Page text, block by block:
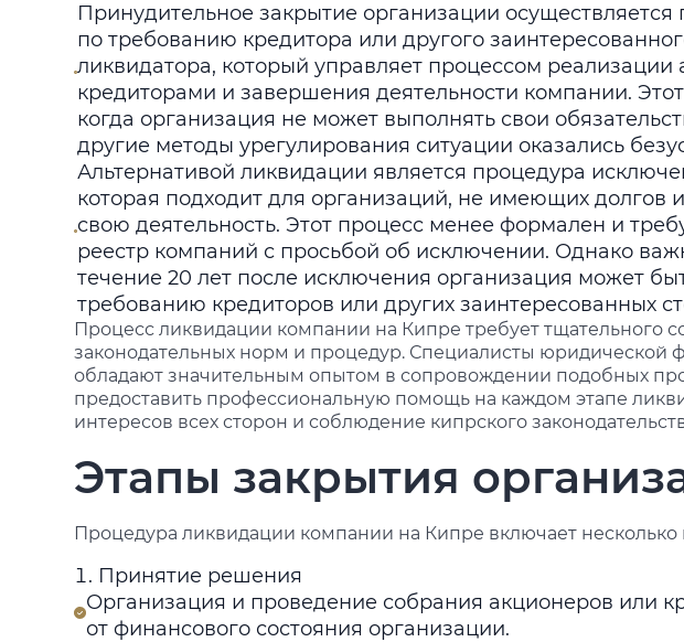
Принудительное закрытие организации
по требованию кредитора или другого
ликвидатора, который управляет процессом реализации
кредиторами и завершения деятельности компании.
когда организация не может выполнять свои
другие методы урегулирования ситуации оказались
Альтернативой ликвидации является процедура
которая подходит для организаций, не имеющих долгов
свою деятельность. Этот процесс менее формален и
реестр компаний с просьбой об исключении. Однако
течение 20 лет после исключения организация может
требованию кредиторов или других заинтересованных
Процесс ликвидации компании на Кипре требует тщательного
законодательных норм и процедур. Специалисты юридической
обладают значительным опытом в сопровождении подобных
предоставить профессиональную помощь на каждом этапе
интересов всех сторон и соблюдение кипрского
Этапы закрытия
Процедура ликвидации компании на Кипре включает несколько
Принятие решения
Организация и проведение собрания акционеров или
от финансового состояния организации.